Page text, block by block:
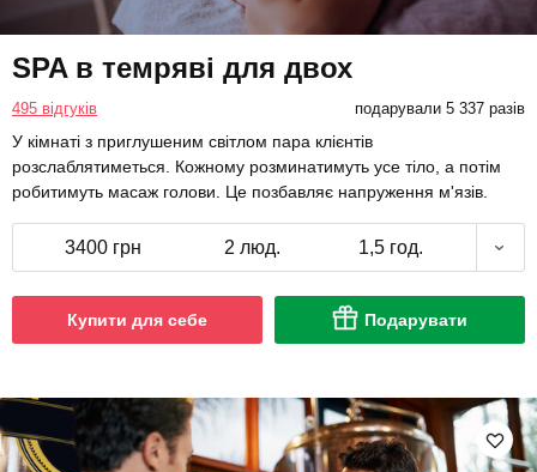
SPA в темряві для двох
495 відгуків подарували 5 337 разів
У кімнаті з приглушеним світлом пара клієнтів
розслаблятиметься. Кожному розминатимуть усе тіло, а потім
робитимуть масаж голови. Це позбавляє напруження м'язів.
3400 грн 2 люд. 1,5 год.
Купити для себе Подарувати